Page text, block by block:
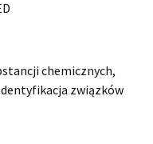
chemicznych,
związków